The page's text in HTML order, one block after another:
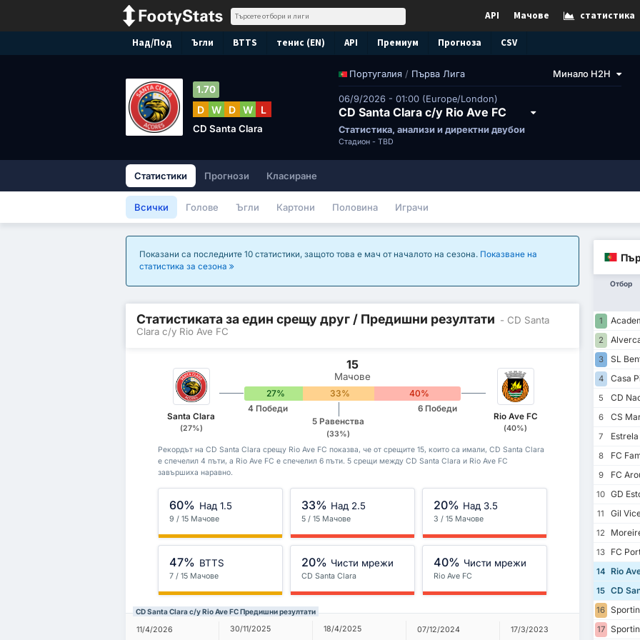
статистика
Мачове
API
Над/Под Ъгли BTTS тенис (EN) API Премиум Прогноза CSV
Португалия / Първа Лига Минало H2H
06/9/2026 - 01:00 (Europe/London)
CD Santa Clara с/у Rio Ave FC
Статистика, анализи и директни двубои
Стадион - TBD
1.70
D W D W L
CD Santa Clara
Статистики Прогнози Класиране
Всички Голове Ъгли Картони Половина Играчи
Показани са последните 10 статистики, защото това е мач от началото на сезона. Показване на
статистика за сезона
Статистиката за един срещу друг / Предишни резултати - CD Santa
Clara с/у Rio Ave FC
Santa Clara
(27%)
15
Мачове
27% 33% 40%
4 Победи
5 Равенства
(33%)
6 Победи
Rio Ave FC
(40%)
Рекордът на CD Santa Clara срещу Rio Ave FC показва, че от срещите 15, които са имали, CD Santa Clara
е спечелил 4 пъти, а Rio Ave FC е спечелил 6 пъти. 5 срещи между CD Santa Clara и Rio Ave FC
завършиха наравно.
60% Над 1.5
9 / 15 Мачове
33% Над 2.5
5 / 15 Мачове
20% Над 3.5
3 / 15 Мачове
47% BTTS
7 / 15 Мачове
20% Чисти мрежи
CD Santa Clara
40% Чисти мрежи
Rio Ave FC
CD Santa Clara с/у Rio Ave FC Предишни резултати
11/4/2026 30/11/2025 18/4/2025 07/12/2024 17/3/2023 02/10/
Отбор
1
2
3
SL
4
Casa
5
CD
6
CS
7
8
FC
9
FC
10 GD
11
Gil
12
13
FC
14 Rio
15 CD
16
17